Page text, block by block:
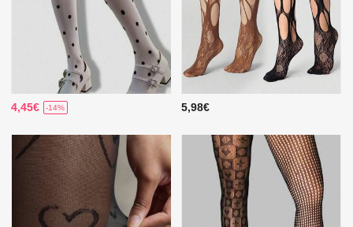
4,45€ -14% 5,98€